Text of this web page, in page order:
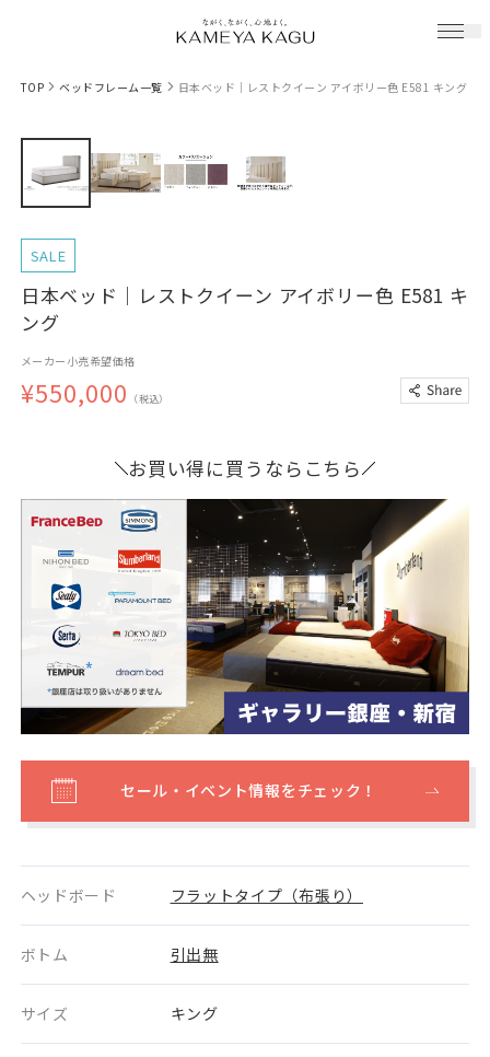
TOP ベッドフレーム一覧 日本ベッド｜レストクイーン アイボリー色 E581 キング
SALE
日本ベッド｜レストクイーン アイボリー色 E581 キ
ング
メーカー小売希望価格
¥550,000 （税込）
お買い得に買うならこちら
セール・イベント情報をチェック！
ヘッドボード フラットタイプ（布張り）
ボトム 引出無
サイズ キング